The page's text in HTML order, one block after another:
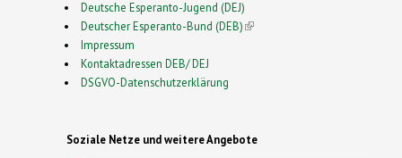
Deutsche Esperanto-Jugend (DEJ)
Deutscher Esperanto-Bund (DEB)(link is external)
Impressum
Kontaktadressen DEB/ DEJ
DSGVO-Datenschutzerklärung
Soziale Netze und weitere Angebote